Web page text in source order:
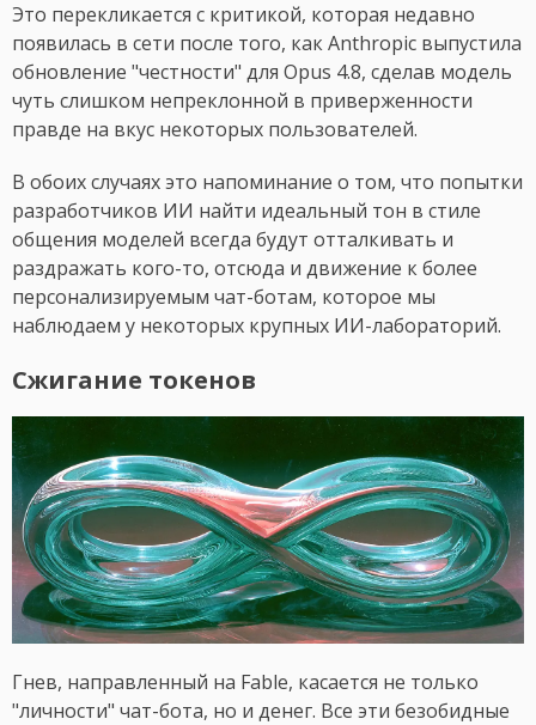
Это перекликается с критикой, которая недавно
появилась в сети после того, как Anthropic выпустила
обновление "честности" для Opus 4.8, сделав модель
чуть слишком непреклонной в приверженности
правде на вкус некоторых пользователей.
В обоих случаях это напоминание о том, что попытки
разработчиков ИИ найти идеальный тон в стиле
общения моделей всегда будут отталкивать и
раздражать кого-то, отсюда и движение к более
персонализируемым чат-ботам, которое мы
наблюдаем у некоторых крупных ИИ-лабораторий.
Сжигание токенов
Гнев, направленный на Fable, касается не только
"личности" чат-бота, но и денег. Все эти безобидные